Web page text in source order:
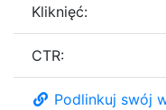
Kliknięć:
CTR:
Podlinkuj swój